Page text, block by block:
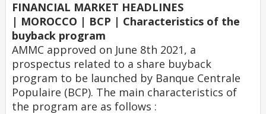
FINANCIAL MARKET HEADLINES
| MOROCCO | BCP | Characteristics of the
buyback program
AMMC approved on June 8th 2021, a
prospectus related to a share buyback
program to be launched by Banque Centrale
Populaire (BCP). The main characteristics of
the program are as follows :